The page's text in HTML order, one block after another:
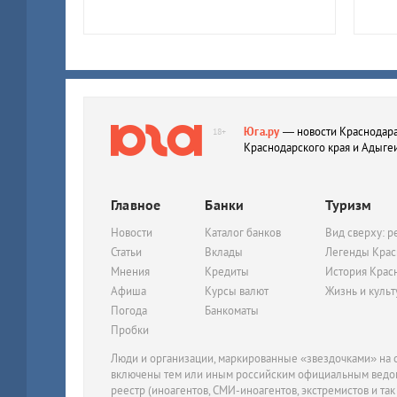
18+ Юга.ру— новости
Краснодарского края и
Главное
Новости
Статьи
Мнения
Афиша
Погода
Пробки
Банки
Каталог банков
Вклады
Кредиты
Курсы валют
Банкоматы
Туризм
Вид сверху:
Легенды
История
Жизнь и
Люди и организации, маркированные «звездочками» на
включены тем или иным российским официальным
реестр (иноагентов, СМИ-иноагентов, экстремистов и